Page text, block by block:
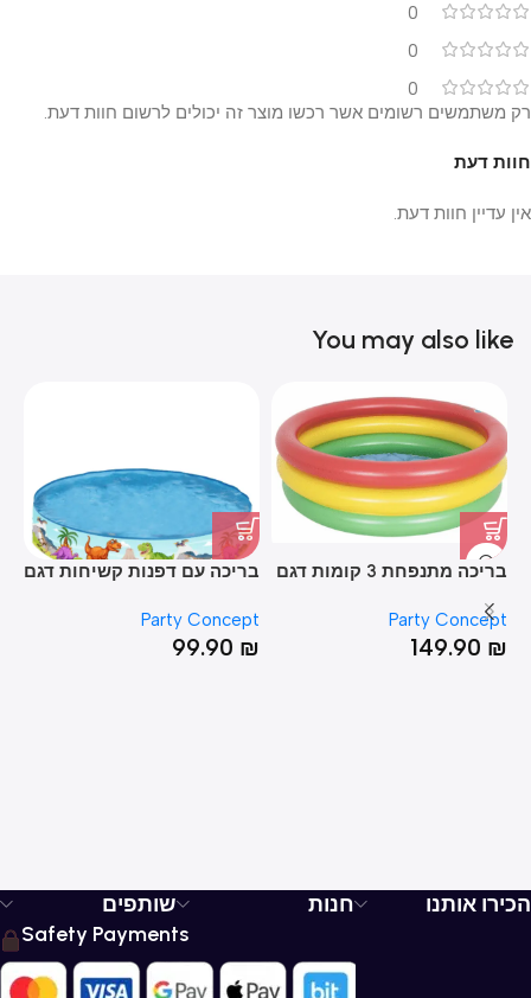
0
0
0
חוות דעת
אין עדיין חוות דעת.
רק משתמשים רשומים אשר רכשו מוצר זה יכולים לרשום חוות דעת.
You may also like
בריכה מתנפחת 3 קומות דגם
46*168
Party Concept
149.90 ₪
בריכה עם דפנות קשיחות דגם
Party Concept
99.90 ₪
הכירו אותנו חנות
שותפים
Safety Payments